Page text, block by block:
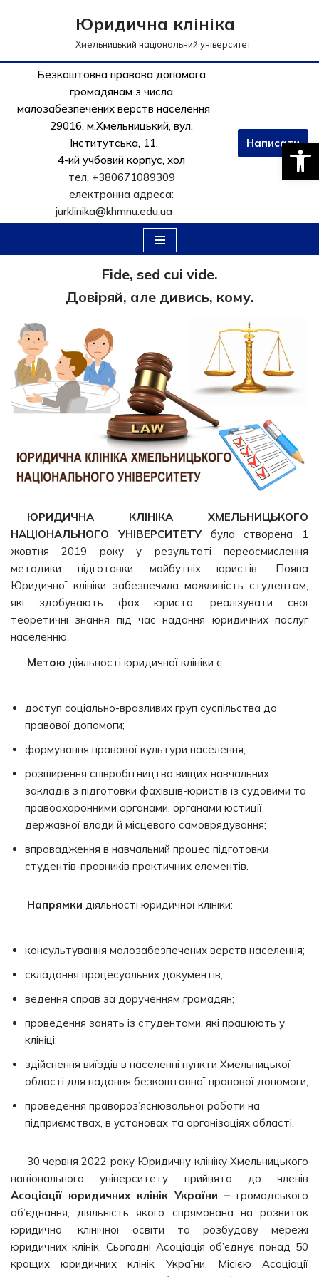
вмісту
Юридична клініка
Хмельницький національний університет
Безкоштовна правова допомога
громадянам з числа
малозабезпечених верств населення
29016, м.Хмельницький, вул.
Інститутська, 11,
4-ий учбовий корпус, хол
тел. +380671089309
електронна адреса:
jurklinika@khmnu.edu.ua
Написати
Fide, sed cui vide.
Довіряй, але дивись, кому.
ЮРИДИЧНА КЛІНІКА
ХМЕЛЬНИЦЬКОГО
НАЦІОНАЛЬНОГО УНІВЕРСИТЕТУбула створена 1
жовтня 2019 року у результаті переосмислення
методики підготовки майбутніх юристів. Поява
Юридичної клініки забезпечила можливість студентам,
які здобувають фах юриста, реалізувати свої
теоретичні знання під час надання юридичних послуг
населенню.
Метою діяльності юридичної клініки є
доступ соціально-вразливих груп суспільства до
правової допомоги;
формування правової культури населення;
розширення співробітництва вищих навчальних
закладів з підготовки фахівців-юристів із судовими та
правоохоронними органами, органами юстиції,
державної влади й місцевого самоврядування;
впровадження в навчальний процес підготовки
студентів-правників практичних елементів.
Напрямки діяльності юридичної клініки:
консультування малозабезпечених верств населення;
складання процесуальних документів;
ведення справ за дорученням громадян;
проведення занять із студентами, які працюють у
клініці;
здійснення виїздів в населенні пункти Хмельницької
області для надання безкоштовної правової допомоги;
проведення правороз’яснювальної роботи на
підприємствах, в установах та організаціях області.
30 червня 2022 року Юридичну клініку Хмельницького
національного університету прийнято до членів
Асоціації юридичних клінік України – громадського
об’єднання, діяльність якого спрямована на розвиток
юридичної клінічної освіти та розбудову мережі
юридичних клінік. Сьогодні Асоціація об’єднує понад 50
кращих юридичних клінік України. Місією Асоціації